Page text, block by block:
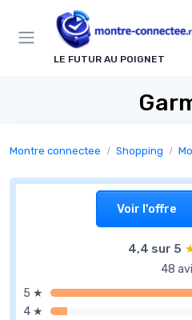
LE FUTUR AU POIGNET
Montre connectee Shopping
Voir l'offre
4,4 sur 5
48
5 ★
4 ★
Panneau de gestion des cookies